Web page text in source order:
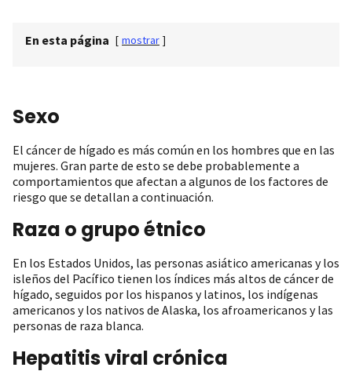
En esta página [ mostrar ]
Sexo
El cáncer de hígado es más común en los hombres que en las
mujeres. Gran parte de esto se debe probablemente a
comportamientos que afectan a algunos de los factores de
riesgo que se detallan a continuación.
Raza o grupo étnico
En los Estados Unidos, las personas asiático americanas y los
isleños del Pacífico tienen los índices más altos de cáncer de
hígado, seguidos por los hispanos y latinos, los indígenas
americanos y los nativos de Alaska, los afroamericanos y las
personas de raza blanca.
Hepatitis viral crónica